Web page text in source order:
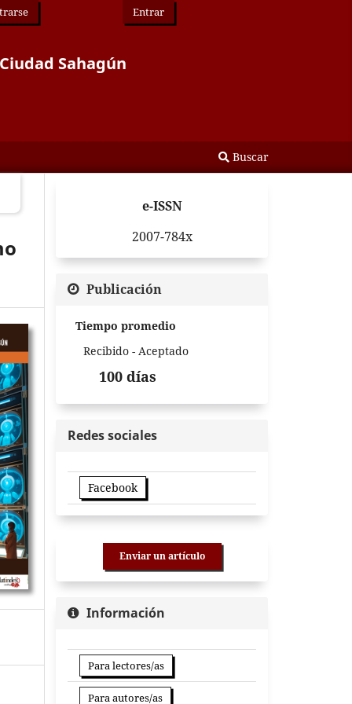
Sahagún
Buscar
Entrar
e-ISSN
2007-784x
Publicación
Tiempo promedio
Recibido - Aceptado
100 días
Redes sociales
Facebook
Enviar un artículo
Información
Para lectores/as
Para autores/as